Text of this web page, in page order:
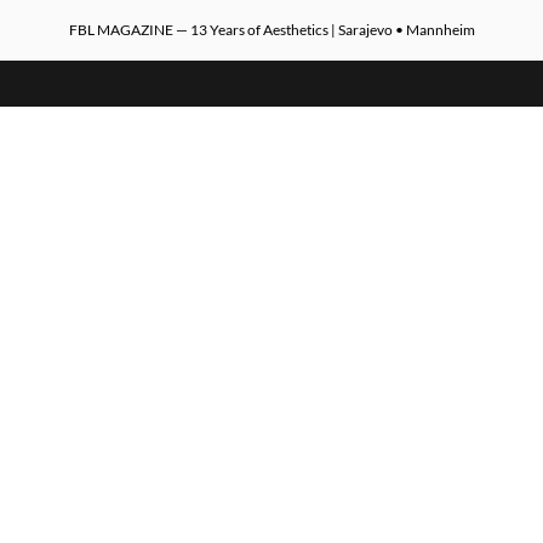
FBL MAGAZINE — 13 Years of Aesthetics | Sarajevo • Mannheim